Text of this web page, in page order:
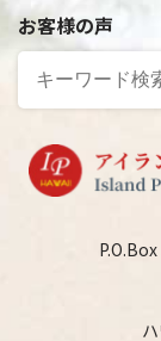
お客様の声